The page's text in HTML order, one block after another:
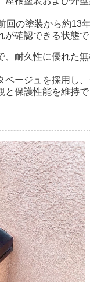
回の塗装から約13
確認できる状態で
耐久性に優れた
ベージュを採用し
と保護性能を維持